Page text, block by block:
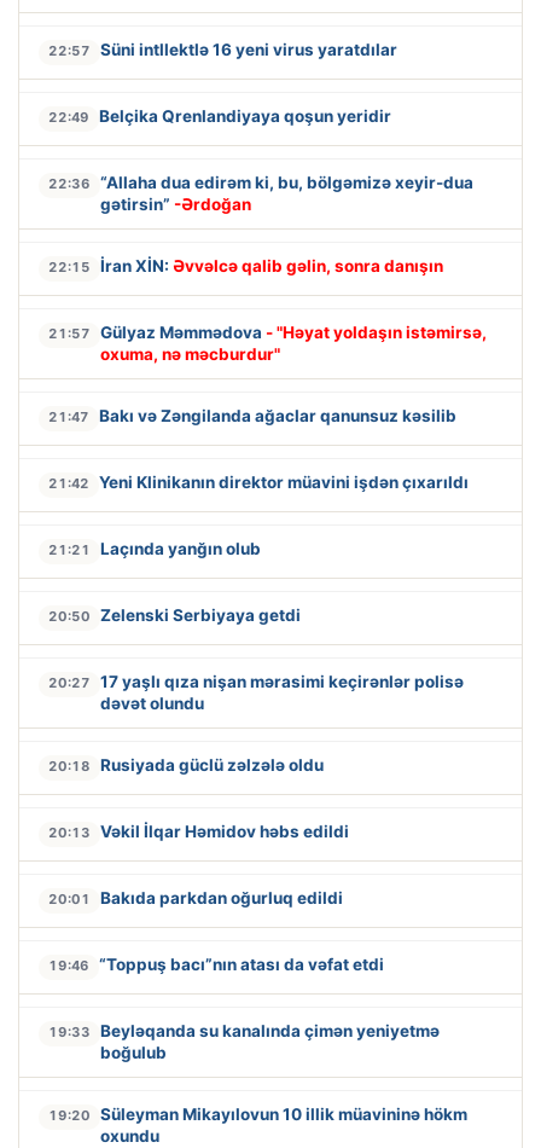
22:57 Süni intllektlə 16 yeni virus yaratdılar
22:49 Belçika Qrenlandiyaya qoşun yeridir
22:36
“Allaha dua edirəm ki, bu, bölgəmizə xeyir-dua
gətirsin” -Ərdoğan
22:15 İran XİN: Əvvəlcə qalib gəlin, sonra danışın
21:57 Gülyaz Məmmədova - "Həyat yoldaşın istəmirsə,
oxuma, nə məcburdur"
21:47 Bakı və Zəngilanda ağaclar qanunsuz kəsilib
21:42 Yeni Klinikanın direktor müavini işdən çıxarıldı
21:21 Laçında yanğın olub
20:50 Zelenski Serbiyaya getdi
20:27
17 yaşlı qıza nişan mərasimi keçirənlər polisə
dəvət olundu
20:18 Rusiyada güclü zəlzələ oldu
20:13 Vəkil İlqar Həmidov həbs edildi
20:01 Bakıda parkdan oğurluq edildi
19:46 “Toppuş bacı”nın atası da vəfat etdi
19:33
Beyləqanda su kanalında çimən yeniyetmə
boğulub
19:20
Süleyman Mikayılovun 10 illik müavininə hökm
oxundu